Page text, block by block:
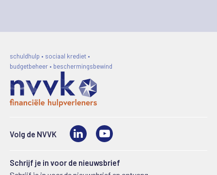
schuldhulp • sociaal krediet •
budgetbeheer • beschermingsbewind
Volg de NVVK LinkedIn
Schrijf je in voor de nieuwsbrief